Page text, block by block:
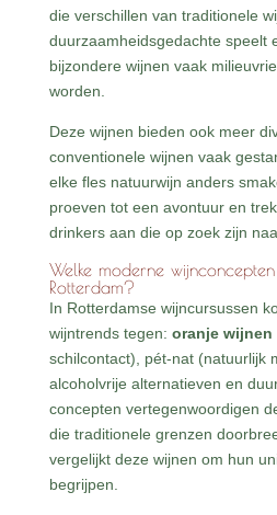
die verschillen van traditionele
duurzaamheidsgedachte speelt
bijzondere wijnen vaak
worden.
Deze wijnen bieden ook meer
conventionele wijnen vaak
elke fles natuurwijn anders
proeven tot een avontuur en
drinkers aan die op zoek zijn
Welke moderne
Rotterdam?
In Rotterdamse wijncursussen
wijntrends tegen: oranje wijnen
schilcontact), pét-nat (natuurlijk
alcoholvrije alternatieven en
concepten vertegenwoordigen
die traditionele grenzen
vergelijkt deze wijnen om hun
begrijpen.